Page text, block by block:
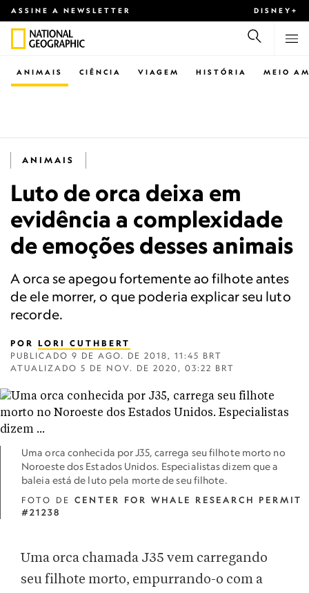
ASSINE A NEWSLETTER DISNEY+
CIÊNCIA VIAGEM
ANIMAIS HISTÓRIA MEIO
ANIMAIS
Luto de orca deixa em
evidência a complexidade
de emoções desses animais
A orca se apegou fortemente ao filhote antes
de ele morrer, o que poderia explicar seu luto
recorde.
POR LORI CUTHBERT
PUBLICADO 9 DE AGO. DE 2018, 11:45 BRT
ATUALIZADO 5 DE NOV. DE 2020, 03:22 BRT
Uma orca conhecida por J35, carrega seu filhote morto no
Noroeste dos Estados Unidos. Especialistas dizem que a
baleia está de luto pela morte de seu filhote.
FOTO DE CENTER FOR WHALE RESEARCH PERMIT
#21238
Uma orca chamada J35 vem carregando
seu filhote morto, empurrando-o com a